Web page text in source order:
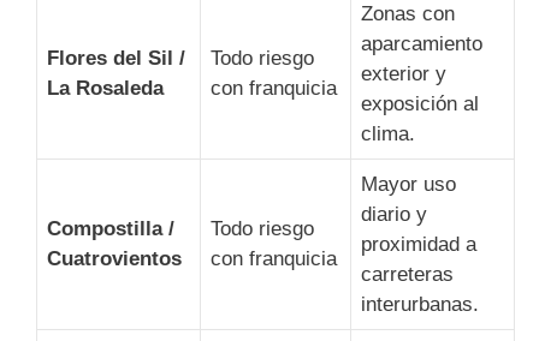
Flores del Sil /
La Rosaleda
Todo riesgo
con franquicia
Zonas con
aparcamiento
exterior y
exposición al
clima.
Compostilla /
Cuatrovientos
Todo riesgo
con franquicia
Mayor uso
diario y
proximidad a
carreteras
interurbanas.